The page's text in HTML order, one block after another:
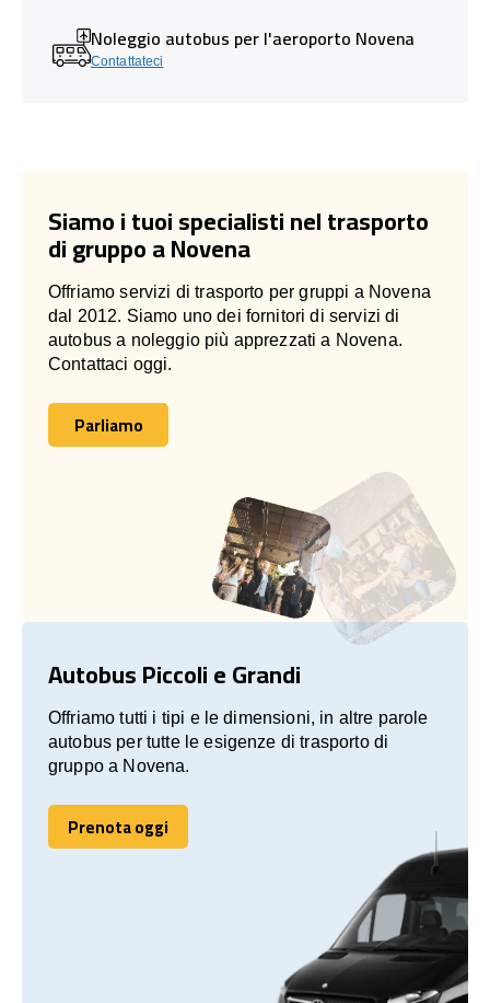
Noleggio autobus per l'aeroporto Novena
Contattateci
Siamo i tuoi specialisti nel trasporto
di gruppo a Novena
Offriamo servizi di trasporto per gruppi a Novena
dal 2012. Siamo uno dei fornitori di servizi di
autobus a noleggio più apprezzati a Novena.
Contattaci oggi.
Parliamo
Parliamo
Autobus Piccoli e Grandi
Offriamo tutti i tipi e le dimensioni, in altre parole
autobus per tutte le esigenze di trasporto di
gruppo a Novena.
Prenota oggi
Prenota oggi